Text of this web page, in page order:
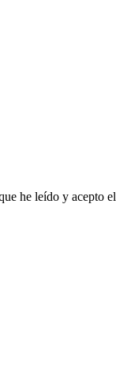
he leído y acepto el